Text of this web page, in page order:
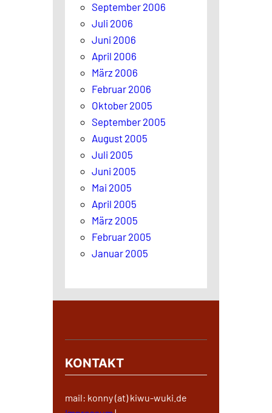
September 2006
Juli 2006
Juni 2006
April 2006
März 2006
Februar 2006
Oktober 2005
September 2005
August 2005
Juli 2005
Juni 2005
Mai 2005
April 2005
März 2005
Februar 2005
Januar 2005
KONTAKT
mail: konny (at) kiwu-wuki.de